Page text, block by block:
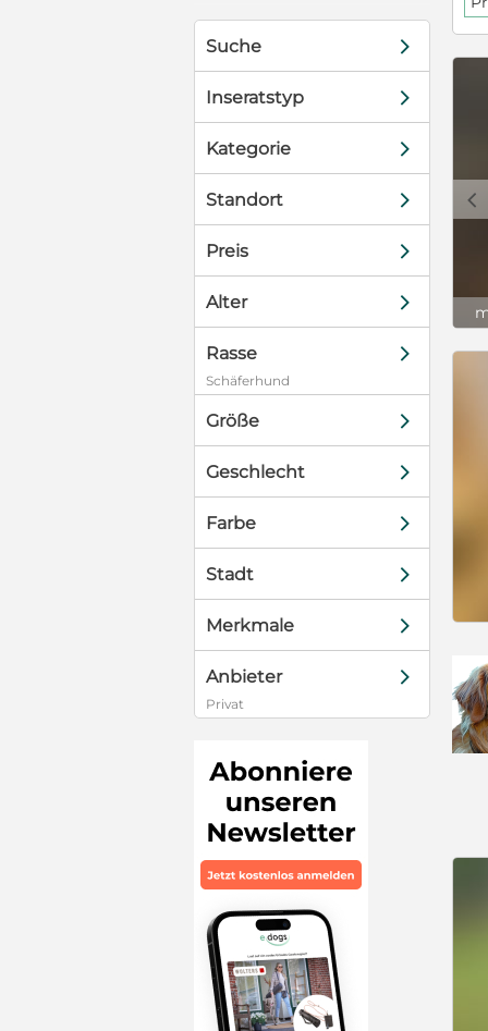
Suche d
Inseratstyp d
Kategorie d
Standort d
Preis d
Alter d
Rasse d
Schäferhund
Größe d
Geschlecht d
Farbe d
Stadt d
Merkmale d
Anbieter d
Privat
c